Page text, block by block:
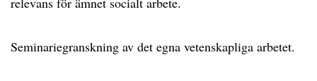
Seminariegranskning av det egna vetenskapliga arbetet.